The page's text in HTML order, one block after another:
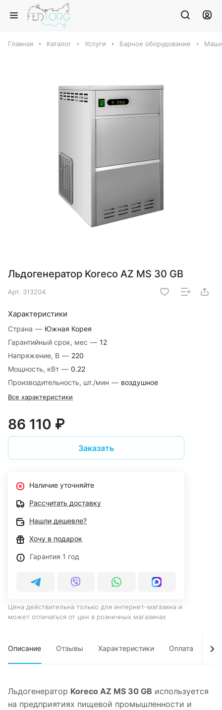
Главная Каталог Услуги Барное оборудование
Льдогенератор Koreco AZ MS 30 GB
Арт. 313204
Характеристики
Страна — Южная Корея
Гарантийный срок, мес — 12
Напряжение, В — 220
Мощность, кВт — 0.22
Производительность, шт./мин — воздушное
Все характеристики
86 110 ₽
Заказать
Наличие уточняйте
Рассчитать доставку
Нашли дешевле?
Хочу в подарок
Гарантия 1 год
Цена действительна только для интернет-магазина и
может отличаться от цен в розничных магазинах
Описание Отзывы Характеристики Оплата
Льдогенератор Koreco AZ MS 30 GB используется
на предприятиях пищевой промышленности и